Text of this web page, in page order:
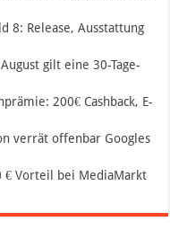
8: Release, Ausstattung
gilt eine 30-Tage-
200€ Cashback, E-
verrät offenbar Googles
€ Vorteil bei MediaMarkt